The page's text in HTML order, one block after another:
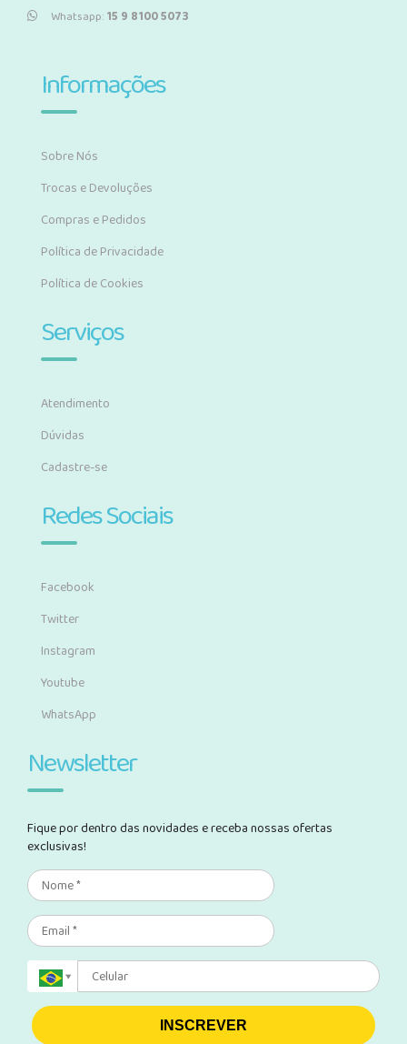
Whatsapp:15 9 8100 5073
Informações
Sobre Nós
Trocas e Devoluções
Compras e Pedidos
Política de Privacidade
Política de Cookies
Serviços
Atendimento
Dúvidas
Cadastre-se
Redes Sociais
Facebook
Twitter
Instagram
Youtube
WhatsApp
Newsletter
Fique por dentro das novidades e receba nossas ofertas
exclusivas!
INSCREVER